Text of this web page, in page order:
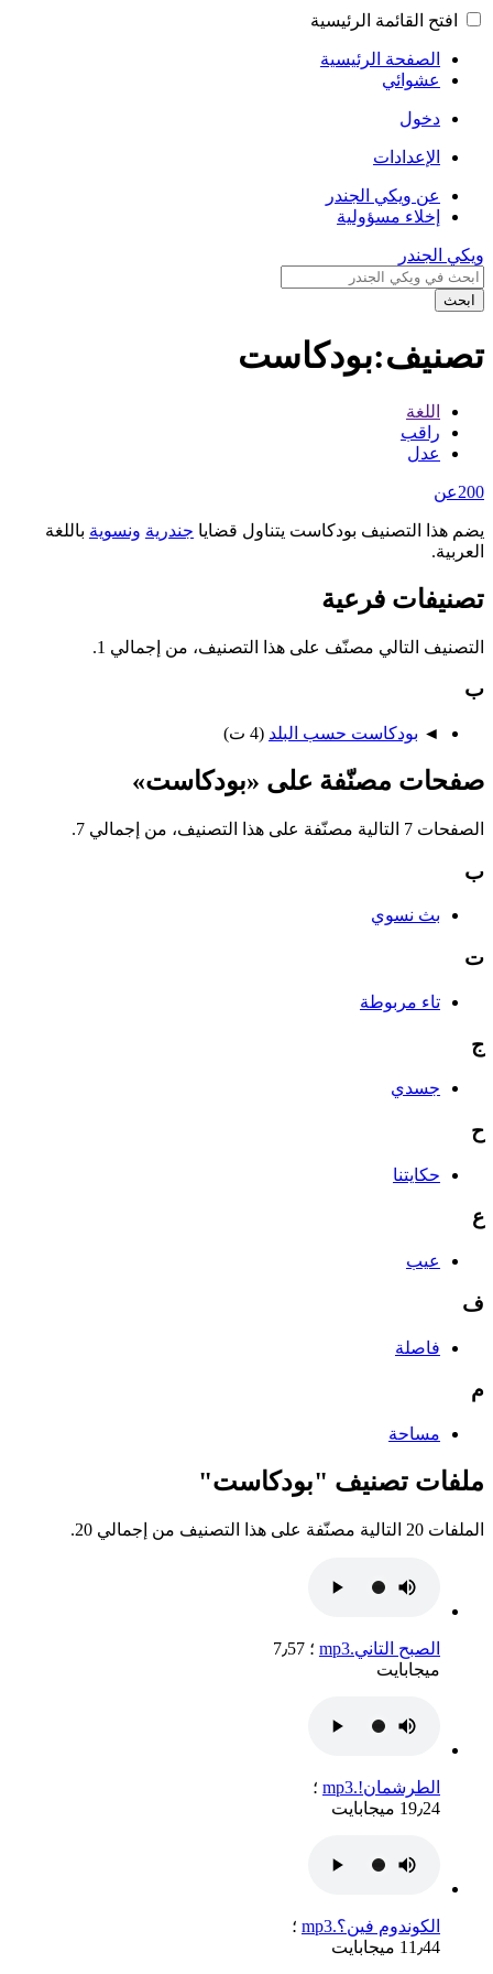
افتح القائمة الرئيسية
الصفحة الرئيسية
عشوائي
دخول
الإعدادات
عن ويكي الجندر
إخلاء مسؤولية
ويكي الجندر
ابحث
تصنيف:بودكاست
اللغة
راقب
عدل
200عن
يضم هذا التصنيف بودكاست يتناول قضايا جندرية ونسوية باللغة
العربية.
تصنيفات فرعية
التصنيف التالي مصنّف على هذا التصنيف، من إجمالي 1.
ب
◄ بودكاست حسب البلد (4 ت)
صفحات مصنّفة على «بودكاست»
الصفحات 7 التالية مصنّفة على هذا التصنيف، من إجمالي 7.
ب
بث نسوي
ت
تاء مربوطة
ج
جسدي
ح
حكايتنا
ع
عيب
ف
فاصلة
م
مساحة
ملفات تصنيف "بودكاست"
الملفات 20 التالية مصنّفة على هذا التصنيف من إجمالي 20.
الصبح التاني.mp3
؛ 7٫57
ميجابايت
الطرشمان!.mp3
؛
19٫24 ميجابايت
الكوندوم فين؟.mp3
؛
11٫44 ميجابايت